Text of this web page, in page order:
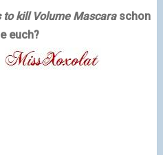
to kill Volume Mascaraschon
euch?